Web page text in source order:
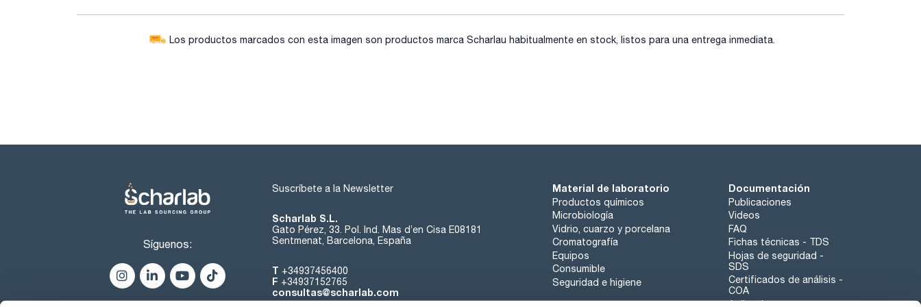
Los productos marcados con esta imagen son productos marca Scharlau habitualmente en stock, listos para una entrega inmediata.
Síguenos:
Suscríbete a la Newsletter
Scharlab S.L.
Gato Pérez, 33. Pol. Ind. Mas d’en Cisa E08181
Sentmenat, Barcelona, España
T +34937456400
F +34937152765
consultas@scharlab.com
Material de laboratorio
Productos químicos
Microbiología
Vidrio, cuarzo y porcelana
Cromatografía
Equipos
Consumible
Seguridad e higiene
Documentación
Publicaciones
Videos
FAQ
Fichas técnicas - TDS
Hojas de seguridad -
SDS
Certificados de análisis -
COA
Aplicaciones